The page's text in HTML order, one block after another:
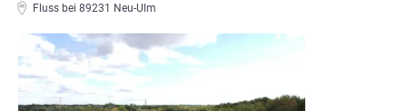
Fluss bei 89231 Neu-Ulm